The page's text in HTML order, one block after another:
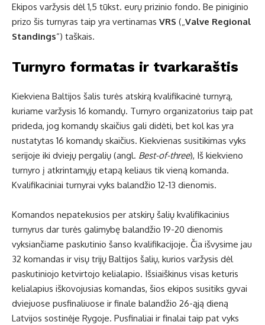
Ekipos varžysis dėl 1,5 tūkst. eurų prizinio fondo. Be piniginio
prizo šis turnyras taip yra vertinamas VRS („Valve Regional
Standings“) taškais.
Turnyro formatas ir tvarkaraštis
Kiekviena Baltijos šalis turės atskirą kvalifikacinė turnyrą,
kuriame varžysis 16 komandų. Turnyro organizatorius taip pat
prideda, jog komandų skaičius gali didėti, bet kol kas yra
nustatytas 16 komandų skaičius. Kiekvienas susitikimas vyks
serijoje iki dviejų pergalių (angl. Best-of-three), Iš kiekvieno
turnyro į atkrintamųjų etapą keliaus tik vieną komanda.
Kvalifikaciniai turnyrai vyks balandžio 12-13 dienomis.
Komandos nepatekusios per atskirų šalių kvalifikacinius
turnyrus dar turės galimybę balandžio 19-20 dienomis
vyksiančiame paskutinio šanso kvalifikacijoje. Čia išvysime jau
32 komandas ir visų trijų Baltijos šalių, kurios varžysis dėl
paskutiniojo ketvirtojo kelialapio. Išsiaiškinus visas keturis
kelialapius iškovojusias komandas, šios ekipos susitiks gyvai
dviejuose pusfinaliuose ir finale balandžio 26-ąją dieną
Latvijos sostinėje Rygoje. Pusfinaliai ir finalai taip pat vyks